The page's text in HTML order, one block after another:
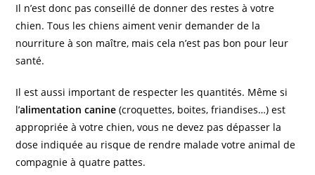
Il n’est donc pas conseillé de donner des restes à votre
chien. Tous les chiens aiment venir demander de la
nourriture à son maître, mais cela n’est pas bon pour leur
santé.
Il est aussi important de respecter les quantités. Même si
l’alimentation canine (croquettes, boites, friandises…) est
appropriée à votre chien, vous ne devez pas dépasser la
dose indiquée au risque de rendre malade votre animal de
compagnie à quatre pattes.